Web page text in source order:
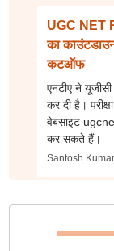
UGC NET
का
कटऑफ
एनटीए ने
कर दी है।
वेबसाइट
कर सकते हैं।
Santosh Kumar